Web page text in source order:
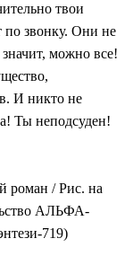
твои
звонку. Они не
можно все!
И никто не
Ты неподсуден!
роман / Рис. на
АЛЬФА-
719)